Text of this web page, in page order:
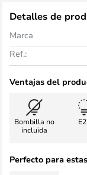
Detalles de
Marca
Ref.:
Ventajas del
Bombilla no
incluida
Perfecto para